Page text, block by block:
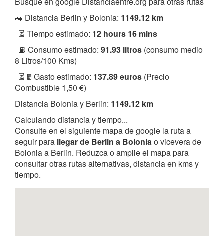
🚗 Distancia Berlin y Bolonia: 1149.12 km
⏳ Tiempo estimado: 12 hours 16 mins
⛽ Consumo estimado: 91.93 litros (consumo medio
8 Litros/100 Kms)
⏳ 🖩 Gasto estimado: 137.89 euros (Precio
Combustible 1,50 €)
Distancia Bolonia y Berlin: 1149.12 km
Calculando distancia y tiempo...
Consulte en el siguiente mapa de google la ruta a
seguir para llegar de Berlin a Boloniao vicevera de
Bolonia a Berlin. Reduzca o amplie el mapa para
consultar otras rutas alternativas, distancia en kms y
tiempo.